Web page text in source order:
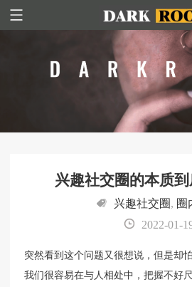
兴趣社交圈的本质
兴趣社交圈, 圈
2022-01-
突然看到这个问题又很想说，但是却
我们很容易在与人相处中，把握不好